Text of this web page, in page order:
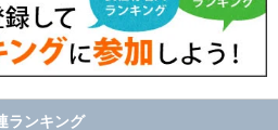
ランキング